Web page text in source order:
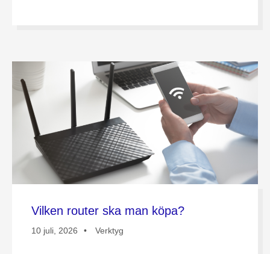
Vilken router ska man köpa?
10 juli, 2026 Verktyg